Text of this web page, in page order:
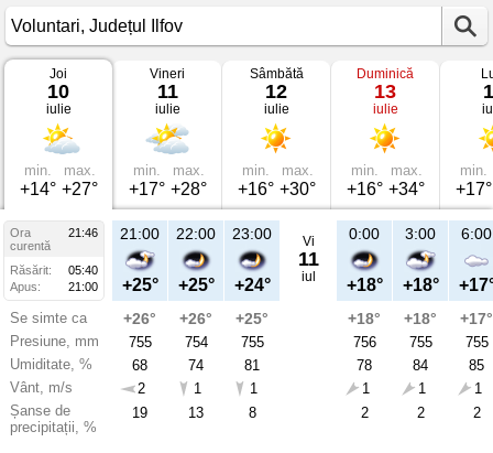
Vremea
Voluntari
iulie
2025
Județul
Ilfov
Joi
10
iulie
min.
+14°
max.
+27°
Vineri
11
iulie
min.
+17°
max.
+28°
Sâmbătă
12
iulie
min.
+16°
max.
+30°
Duminică
13
iulie
min.
+16°
max.
+34°
min.
+17°
Ora
21:46
curentă
Răsărit:
05:40
Apus:
21:00
Se simte ca
Presiune, mm
Umiditate, %
Vânt, m/s
Șanse de
precipitații, %
21:00
+25°
+26°
755
68
2
19
22:00
+25°
+26°
754
74
1
13
23:00
+24°
+25°
755
81
1
8
Vi
11
iul
0:00
+18°
+18°
756
78
1
2
3:00
+18°
+18°
755
84
1
2
6:00
+17°
755
85
1
2